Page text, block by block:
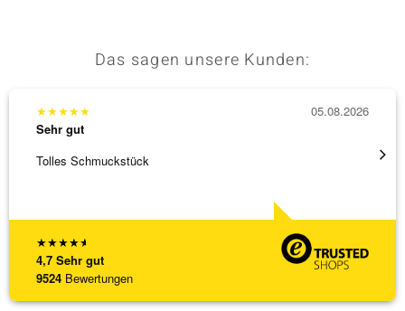
Das sagen unsere Kunden:
★★★★★
4,7 Sehr gut
9524 Bewertungen
★★★★★
Sehr gut
Tolles Schmuckstück
05.08.2026
Ich